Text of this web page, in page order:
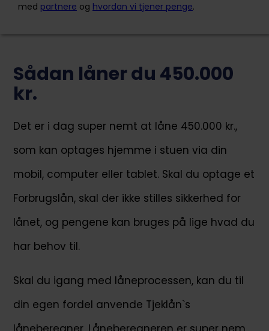
Ansøg nu
Bank Norwegian er en internetbaseret bank for
udlånsprodukter. Ved hjælp af innovation og
bedste løsninger til køb og brug af finansielle
tjenester online.
mail@banknorwegian.dk
Snarøyveien 36, 1364 Fornebu, Norge
med partnere og hvordan vi tjener penge.
Sådan låner du 450.000
kr.
Det er i dag super nemt at låne 450.000 kr.,
som kan optages hjemme i stuen via din
mobil, computer eller tablet. Skal du optage et
Forbrugslån, skal der ikke stilles sikkerhed for
lånet, og pengene kan bruges på lige hvad du
har behov til.
Skal du igang med låneprocessen, kan du til
din egen fordel anvende Tjeklån`s